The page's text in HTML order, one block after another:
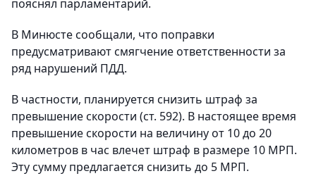
пояснял парламентарий.
В Минюсте сообщали, что поправки
предусматривают смягчение ответственности за
ряд нарушений ПДД.
В частности, планируется снизить штраф за
превышение скорости (ст. 592). В настоящее время
превышение скорости на величину от 10 до 20
километров в час влечет штраф в размере 10 МРП.
Эту сумму предлагается снизить до 5 МРП.